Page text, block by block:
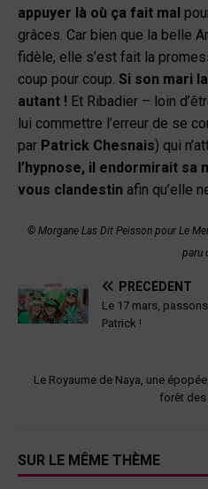
appuyer là où ça fait mal
grâces. Car bien que la belle
fidèle, elle s’est fait la
coup pour coup. Si son mari
autant ! Et Ribadier – loin
lui commettre l’erreur de se
par Patrick Chesnais) qui
l’hypnose, il endormirait sa
vous clandestin afin qu’elle
© Morgane Las Dit Peisson pour Le
paru
PRÉCÉDENT
Le 17 mars,
Patrick !
Le Royaume de Naya, une
forêt
SUR LE MÊME THÈME